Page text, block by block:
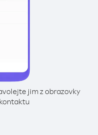
jim z obrazovky